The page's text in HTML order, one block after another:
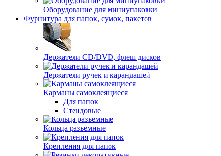
Оборудование для миниупаковки
Фурнитура для папок, сумок, пакетов
Держатели CD/DVD, флеш дисков
Держатели ручек и карандашей
Карманы самоклеящиеся
Для папок
Стендовые
Кольца разъемные
Крепления для папок